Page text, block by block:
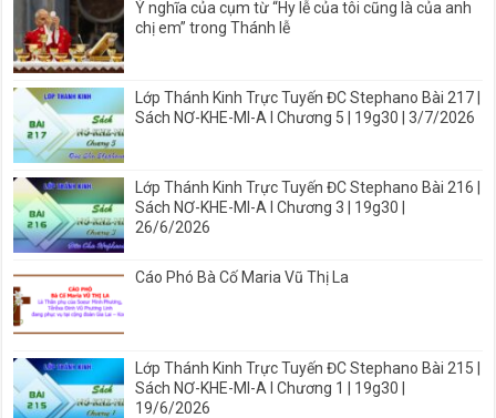
Ý nghĩa của cụm từ “Hy lễ của tôi cũng là của anh
chị em” trong Thánh lễ
Lớp Thánh Kinh Trực Tuyến ĐC Stephano Bài 217 |
Sách NƠ-KHE-MI-A I Chương 5 | 19g30 | 3/7/2026
Lớp Thánh Kinh Trực Tuyến ĐC Stephano Bài 216 |
Sách NƠ-KHE-MI-A I Chương 3 | 19g30 |
26/6/2026
Cáo Phó Bà Cố Maria Vũ Thị La
Lớp Thánh Kinh Trực Tuyến ĐC Stephano Bài 215 |
Sách NƠ-KHE-MI-A I Chương 1 | 19g30 |
19/6/2026